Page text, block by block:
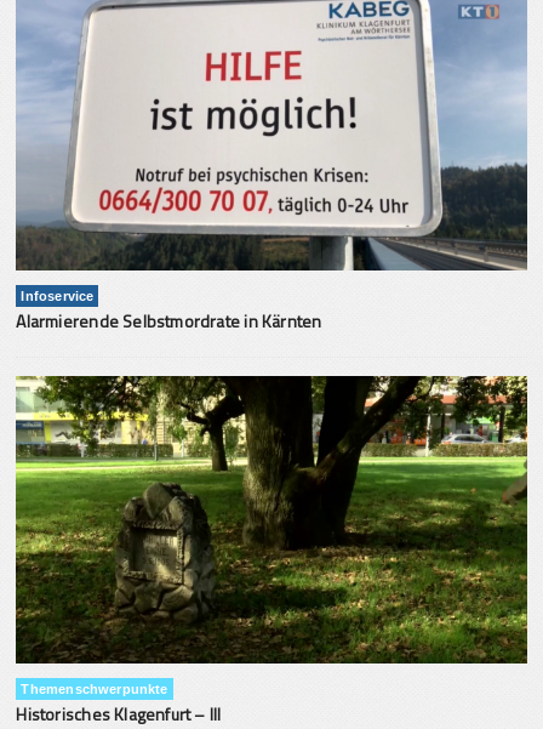
Infoservice
Alarmierende Selbstmordrate in Kärnten
Themenschwerpunkte
Historisches Klagenfurt – III